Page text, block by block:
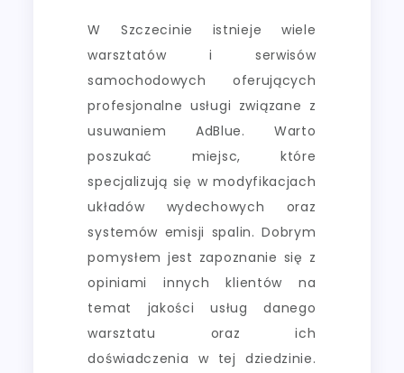
W Szczecinie istnieje wiele
warsztatów i serwisów
samochodowych oferujących
profesjonalne usługi związane z
usuwaniem AdBlue. Warto
poszukać miejsc, które
specjalizują się w modyfikacjach
układów wydechowych oraz
systemów emisji spalin. Dobrym
pomysłem jest zapoznanie się z
opiniami innych klientów na
temat jakości usług danego
warsztatu oraz ich
doświadczenia w tej dziedzinie.